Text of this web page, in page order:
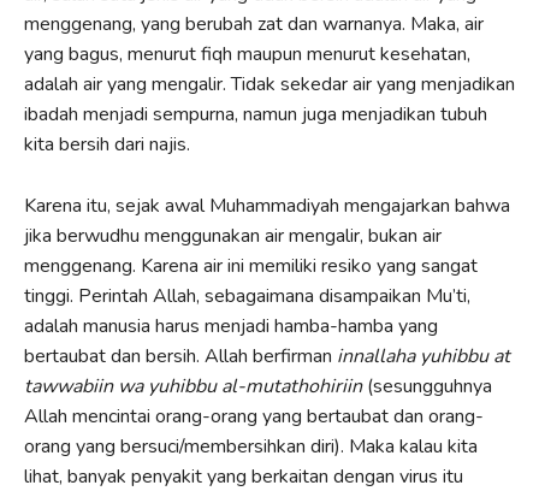
menggenang, yang berubah zat dan warnanya. Maka, air
yang bagus, menurut fiqh maupun menurut kesehatan,
adalah air yang mengalir. Tidak sekedar air yang menjadikan
ibadah menjadi sempurna, namun juga menjadikan tubuh
kita bersih dari najis.
Karena itu, sejak awal Muhammadiyah mengajarkan bahwa
jika berwudhu menggunakan air mengalir, bukan air
menggenang. Karena air ini memiliki resiko yang sangat
tinggi. Perintah Allah, sebagaimana disampaikan Mu’ti,
adalah manusia harus menjadi hamba-hamba yang
bertaubat dan bersih. Allah berfirman innallaha yuhibbu at
tawwabiin wa yuhibbu al-mutathohiriin(sesungguhnya
Allah mencintai orang-orang yang bertaubat dan orang-
orang yang bersuci/membersihkan diri). Maka kalau kita
lihat, banyak penyakit yang berkaitan dengan virus itu